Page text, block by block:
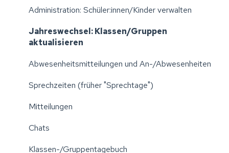
Administration: Schüler:innen/Kinder verwalten
Jahreswechsel: Klassen/Gruppen
aktualisieren
Abwesenheitsmitteilungen und An-/Abwesenheiten
Sprechzeiten (früher "Sprechtage")
Mitteilungen
Chats
Klassen-/Gruppentagebuch